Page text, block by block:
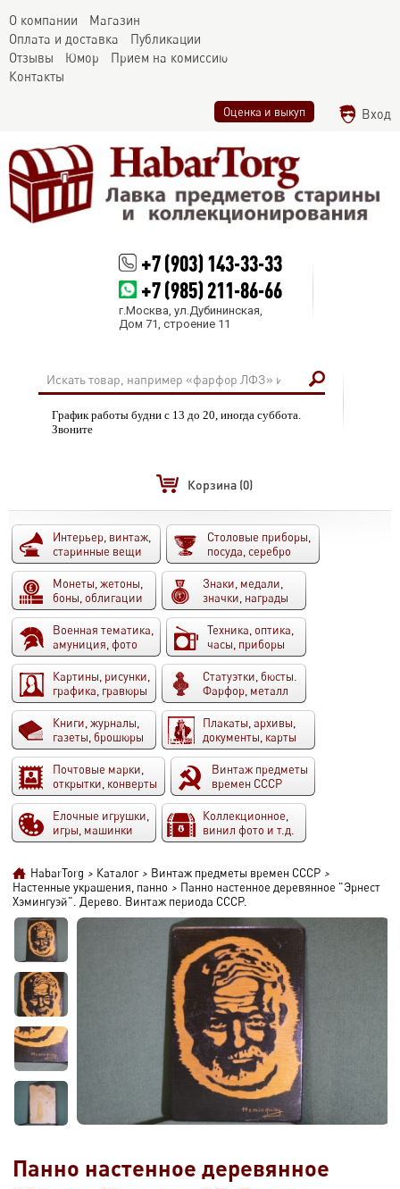
О компании
Магазин
Оплата и доставка
Публикации
Отзывы
Юмор
Прием на комиссию
Контакты
Оценка и выкуп Вход
+7 (903) 143-33-33
+7 (985) 211-86-66
г.Москва, ул.Дубининская,
Дом 71, строение 11
График работы будни с 13 до 20, иногда суббота.
Звоните
Корзина (0)
Интерьер, винтаж,
старинные вещи
Столовые приборы,
посуда, серебро
Монеты, жетоны,
боны, облигации
Знаки, медали,
значки, награды
Военная тематика,
амуниция, фото
Техника, оптика,
часы, приборы
Картины, рисунки,
графика, гравюры
Статуэтки, бюсты.
Фарфор, металл
Книги, журналы,
газеты, брошюры
Плакаты, архивы,
документы, карты
Почтовые марки,
открытки, конверты
Винтаж предметы
времен СССР
Елочные игрушки,
игры, машинки
Коллекционное,
винил фото и т.д.
HabarTorg > Каталог > Винтаж предметы времен СССР >
Настенные украшения, панно > Панно настенное деревянное "Эрнест
Хэмингуэй". Дерево. Винтаж периода СССР.
Панно настенное деревянное